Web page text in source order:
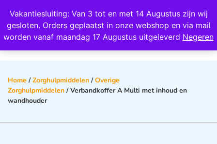
Vakantiesluiting: Van 3 tot en met 14 Augustus zijn wij
gesloten. Orders geplaatst in onze webshop en via mail
worden vanaf maandag 17 Augustus uitgeleverd Negeren
Wij scoren een 4,8 op Google
Home /Zorghulpmiddelen /Overige
Zorghulpmiddelen / Verbandkoffer A Multi met inhoud en
wandhouder